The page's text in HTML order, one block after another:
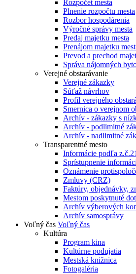
Rozpočet mesta
Plnenie rozpočtu mesta
Rozbor hospodárenia
Výročné správy mesta
Predaj majetku mesta
Prenájom majetku
Prevod a prechod
Správa nájomných
Verejné obstarávanie
Verejné zákazky
Súťaž návrhov
Profil verejného
Smernica o verejnom
Archív - zákazky s
Archív - podlimitné
Archív - nadlimitné
Transparentné mesto
Informácie podľa
Sprístupnenie
Oznámenie
Zmluvy (CRZ)
Faktúry, objednávky,
Mestom poskytnuté
Archív výberových
Archív samosprávy
Voľný čas Voľný čas
Kultúra
Program kina
Kultúrne podujatia
Mestská knižnica
Fotogaléria